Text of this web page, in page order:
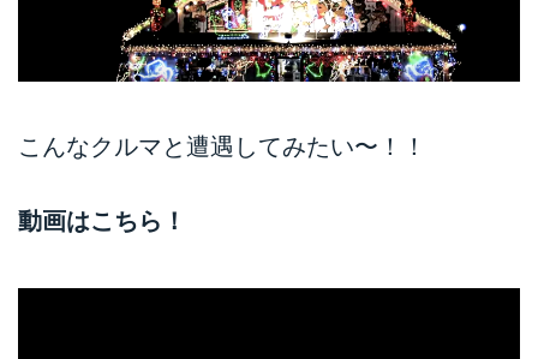
こんなクルマと遭遇してみたい〜！！
動画はこちら！